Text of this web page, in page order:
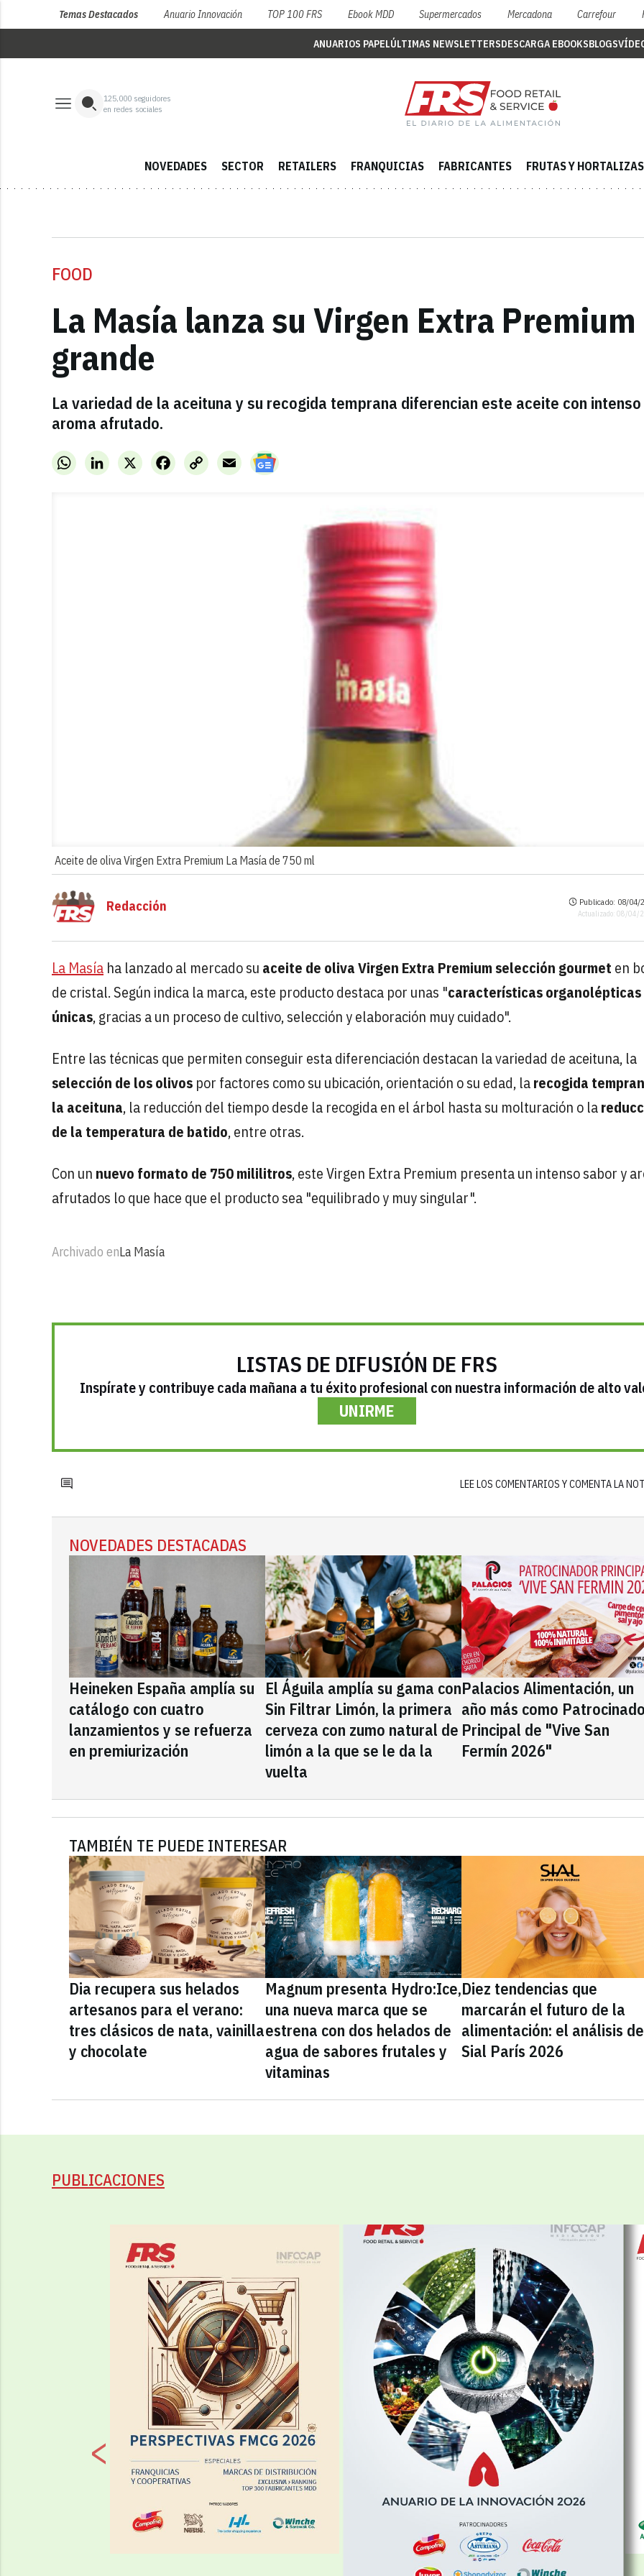
Temas Destacados Anuario Innovación TOP 100 FRS Ebook MDD Supermercados Mercadona Carrefour
ANUARIOS PAPELÚLTIMAS NEWSLETTERSDESCARGA EBOOKSBLOGS
125,000 seguidores
en redes sociales
NOVEDADES SECTOR RETAILERS FRANQUICIAS FABRICANTES FRUTAS Y HORTALIZAS
FOOD
La Masía lanza su Virgen Extra
grande
La variedad de la aceituna y su recogida temprana diferencian este aceite con intenso
aroma afrutado.
WhatsAppLinkedInX FacebookCopy
Link
Email
Aceite de oliva Virgen Extra Premium La Masía de 750 ml
Redacción Publicado: 08/04/
Actualizado: 08/04/
La Masía ha lanzado al mercado su aceite de oliva Virgen Extra Premium selección gourmet en
de cristal. Según indica la marca, este producto destaca por unas "características organolépticas
únicas, gracias a un proceso de cultivo, selección y elaboración muy cuidado".
Entre las técnicas que permiten conseguir esta diferenciación destacan la variedad de aceituna, la
selección de los olivos por factores como su ubicación, orientación o su edad, larecogida
la aceituna, la reducción del tiempo desde la recogida en el árbol hasta su molturación o la
de la temperatura de batido, entre otras.
Con un nuevo formato de 750 mililitros, este Virgen Extra Premium presenta un intenso sabor y
afrutados lo que hace que el producto sea "equilibrado y muy singular".
Archivado enLa Masía
LISTAS DE DIFUSIÓN DE FRS
Inspírate y contribuye cada mañana a tu éxito profesional con nuestra información de alto
UNIRME
LEE LOS COMENTARIOS Y COMENTA LA
NOVEDADES DESTACADAS
Heineken España amplía su
catálogo con cuatro
lanzamientos y se refuerza
en premiurización
El Águila amplía su gama con
Sin Filtrar Limón, la primera
cerveza con zumo natural de
limón a la que se le da la
vuelta
Palacios Alimentación, un
año más como
Principal de "Vive San
Fermín 2026"
TAMBIÉN TE PUEDE INTERESAR
Dia recupera sus helados
artesanos para el verano:
tres clásicos de nata, vainilla
y chocolate
Magnum presenta Hydro:Ice,
una nueva marca que se
estrena con dos helados de
agua de sabores frutales y
vitaminas
Diez tendencias que
marcarán el futuro de la
alimentación: el análisis de
Sial París 2026
PUBLICACIONES